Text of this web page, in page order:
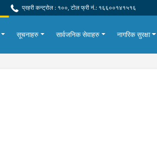
प्रहरी कन्ट्रोल : १००, टोल फ्री नं.: १६६००१४१५१६
सूचनाहरु सार्वजनिक सेवाहरु नागरिक सुरक्षा